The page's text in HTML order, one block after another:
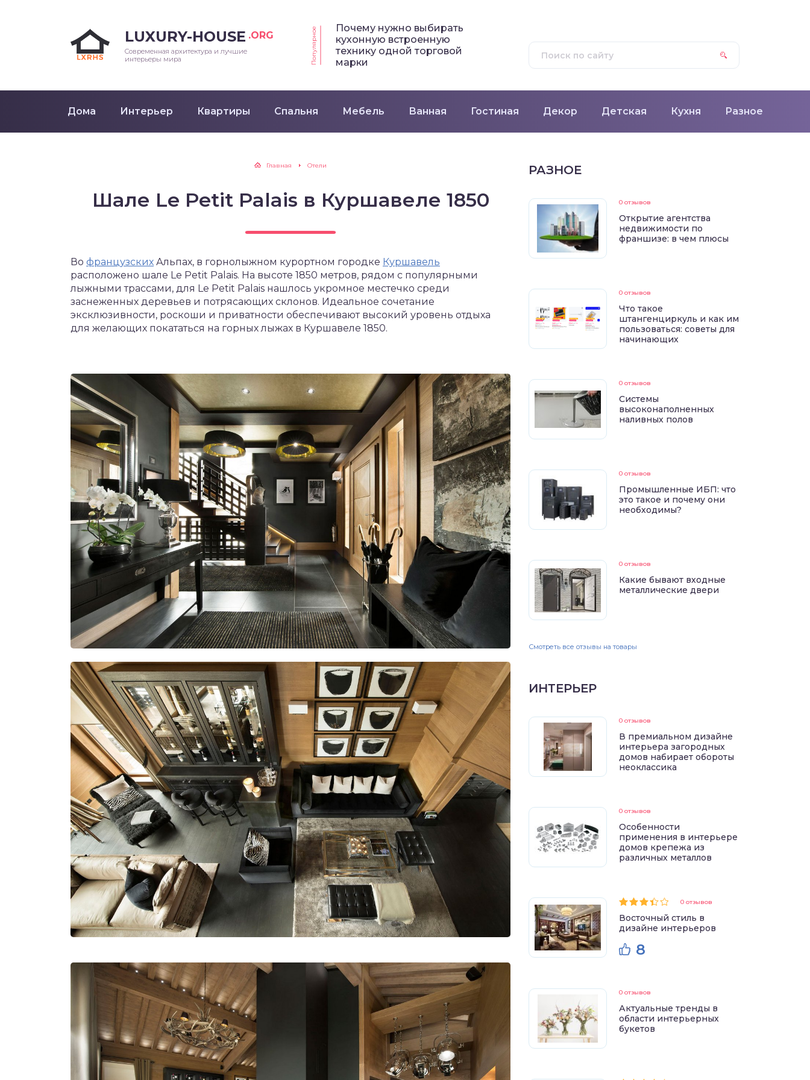
LUXURY-HOUSE .ORG
Современная архитектура и лучшие
интерьеры мира
Популярное
Почему нужно выбирать
кухонную встроенную
технику одной торговой
марки
Дома Интерьер Квартиры Спальня Мебель Ванная Гостиная Декор Детская Кухня Разное
Главная Отели
Шале Le Petit Palais в Куршавеле 1850
Во французских Альпах, в горнолыжном курортном городке Куршавель
расположено шале Le Petit Palais. На высоте 1850 метров, рядом с популярными
лыжными трассами, для Le Petit Palais нашлось укромное местечко среди
заснеженных деревьев и потрясающих склонов. Идеальное сочетание
эксклюзивности, роскоши и приватности обеспечивают высокий уровень отдыха
для желающих покататься на горных лыжах в Куршавеле 1850.
РАЗНОЕ
0 отзывов
Открытие агентства
недвижимости по
франшизе: в чем плюсы
0 отзывов
Что такое
штангенциркуль и как им
пользоваться: советы для
начинающих
0 отзывов
Системы
высоконаполненных
наливных полов
0 отзывов
Промышленные ИБП: что
это такое и почему они
необходимы?
0 отзывов
Какие бывают входные
металлические двери
Смотреть все отзывы на товары
ИНТЕРЬЕР
0 отзывов
В премиальном дизайне
интерьера загородных
домов набирает обороты
неоклассика
0 отзывов
Особенности
применения в интерьере
домов крепежа из
различных металлов
0 отзывов
Восточный стиль в
дизайне интерьеров
8
0 отзывов
Актуальные тренды в
области интерьерных
букетов